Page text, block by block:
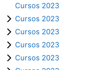
Cursos 2023
Cursos 2023
Cursos 2023
Cursos 2023
Cursos 2023